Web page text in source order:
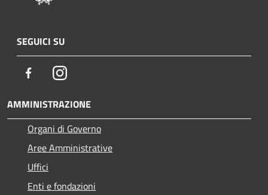
SEGUICI SU
FacebookInstagram
AMMINISTRAZIONE
Organi di Governo
Aree Amministrative
Uffici
Enti e fondazioni